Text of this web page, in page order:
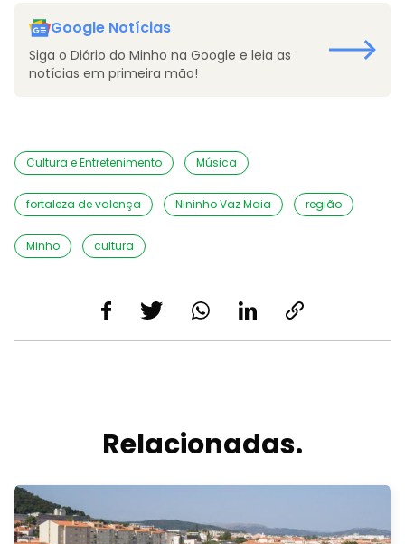
Google Notícias
Siga o Diário do Minho na Google e leia as
notícias em primeira mão!
Cultura e Entretenimento Música
fortaleza de valença Nininho Vaz Maia região
Minho cultura
Relacionadas.